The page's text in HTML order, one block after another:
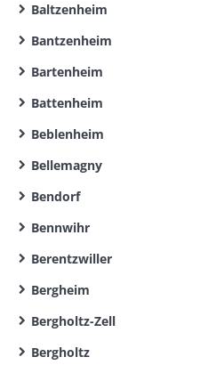
Baltzenheim
Bantzenheim
Bartenheim
Battenheim
Beblenheim
Bellemagny
Bendorf
Bennwihr
Berentzwiller
Bergheim
Bergholtz-Zell
Bergholtz